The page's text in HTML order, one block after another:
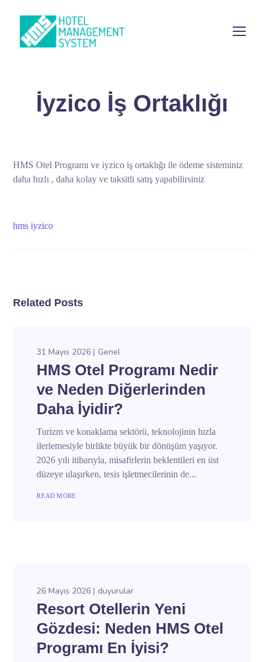
İyzico İş Ortaklığı
HMS Otel Programı ve iyzico iş ortaklığı ile ödeme sisteminiz
daha hızlı , daha kolay ve taksitli satış yapabilirsiniz
hms iyzico
Related Posts
31 Mayıs 2026 Genel
HMS Otel Programı Nedir
ve Neden Diğerlerinden
Daha İyidir?
Turizm ve konaklama sektörü, teknolojinin hızla
ilerlemesiyle birlikte büyük bir dönüşüm yaşıyor.
2026 yılı itibarıyla, misafirlerin beklentileri en üst
düzeye ulaşırken, tesis işletmecilerinin de...
READ MORE
26 Mayıs 2026 duyurular
Resort Otellerin Yeni
Gözdesi: Neden HMS Otel
Programı En İyisi?